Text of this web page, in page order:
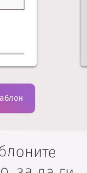
за да ги
или
на
за да